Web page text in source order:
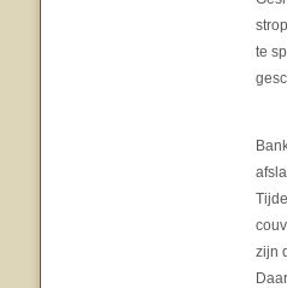
te
zijn